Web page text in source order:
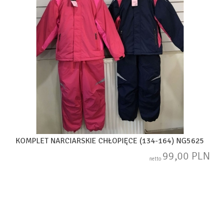
KOMPLET NARCIARSKIE CHŁOPIĘCE (134-164) NG5625
netto 99,00 PLN